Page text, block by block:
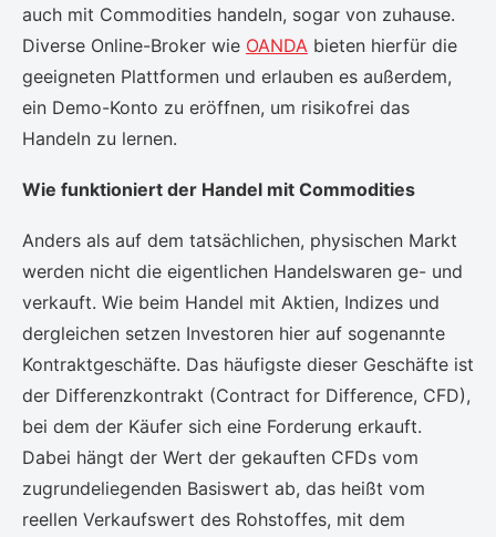
auch mit Commodities handeln, sogar von zuhause.
Diverse Online-Broker wie OANDA bieten hierfür die
geeigneten Plattformen und erlauben es außerdem,
ein Demo-Konto zu eröffnen, um risikofrei das
Handeln zu lernen.
Wie funktioniert der Handel mit Commodities
Anders als auf dem tatsächlichen, physischen Markt
werden nicht die eigentlichen Handelswaren ge- und
verkauft. Wie beim Handel mit Aktien, Indizes und
dergleichen setzen Investoren hier auf sogenannte
Kontraktgeschäfte. Das häufigste dieser Geschäfte ist
der Differenzkontrakt (Contract for Difference, CFD),
bei dem der Käufer sich eine Forderung erkauft.
Dabei hängt der Wert der gekauften CFDs vom
zugrundeliegenden Basiswert ab, das heißt vom
reellen Verkaufswert des Rohstoffes, mit dem